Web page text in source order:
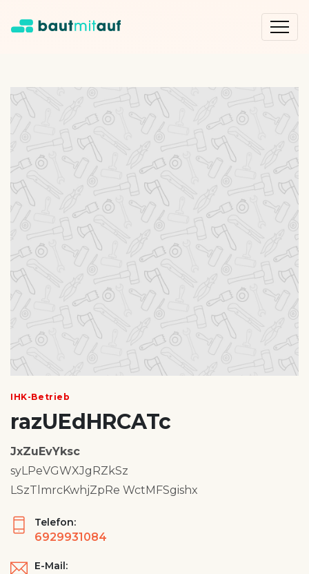
IHK-Betrieb
razUEdHRCATc
JxZuEvYksc
syLPeVGWXJgRZkSz
LSzTlmrcKwhjZpRe WctMFSgishx
Telefon:
6929931084
E-Mail: